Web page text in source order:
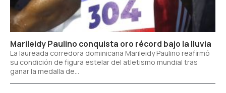
Marileidy Paulino conquista oro récord bajo la lluvia
La laureada corredora dominicana Marileidy Paulino reafirmó
su condición de figura estelar del atletismo mundial tras
ganar la medalla de...